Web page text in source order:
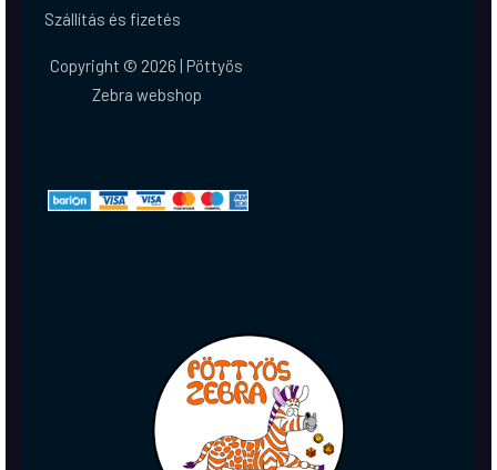
Szállítás és fizetés
Copyright © 2026 | Pöttyös
Zebra webshop